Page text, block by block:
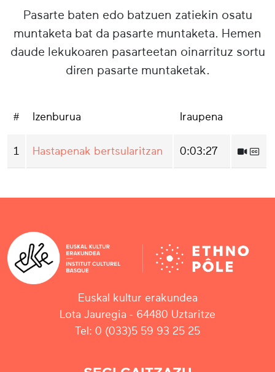
Pasarte baten edo batzuen zatiekin osatu
muntaketa bat da pasarte muntaketa. Hemen
daude lekukoaren pasarteetan oinarrituz sortu
diren pasarte muntaketak.
# Izenburua Iraupena
1 Hastapenak bertsularitzan 0:03:27
Euskal kultur erakundea
Lota Jauregia - 64480 Uztaritze
Tel: 0 (033)5 59 93 25 25